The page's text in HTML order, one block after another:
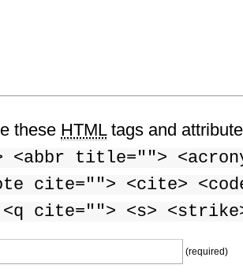
these HTMLtags and
title="">
cite=""> <cite>
<q cite=""> <s>
(required)